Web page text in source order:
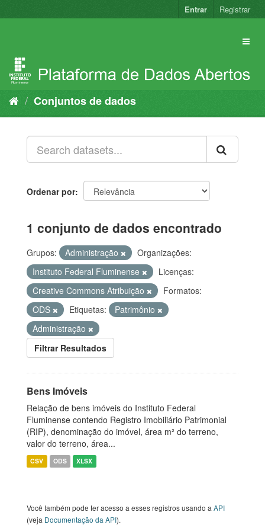
para
Entrar Registrar
Conjuntos de dados
Ordenar por
1 conjunto de dados encontrado
Grupos: Administração
Organizações:
Instituto Federal Fluminense
Licenças:
Creative Commons Atribuição
Formatos:
ODS
Etiquetas:
Patrimônio
Administração
Filtrar Resultados
Bens Imóveis
Relação de bens imóveis do Instituto Federal
Fluminense contendo Registro Imobiliário Patrimonial
(RIP), denominação do imóvel, área m² do terreno,
valor do terreno, área...
CSV ODS XLSX
Você também pode ter acesso a esses registros usando aAPI
(veja Documentação da API).